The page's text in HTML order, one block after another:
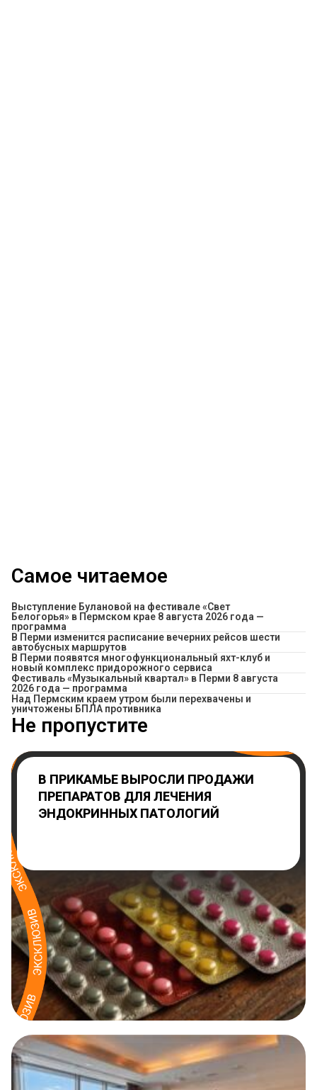
Самое читаемое
Выступление Булановой на фестивале «Свет
Белогорья» в Пермском крае 8 августа 2026 года —
программа
​В Перми изменится расписание вечерних рейсов шести
автобусных маршрутов
В Перми появятся многофункциональный яхт-клуб и
новый комплекс придорожного сервиса
Фестиваль «Музыкальный квартал» в Перми 8 августа
2026 года — программа
Над Пермским краем утром были перехвачены и
уничтожены БПЛА противника
Не пропустите
В ПРИКАМЬЕ ВЫРОСЛИ ПРОДАЖИ
ПРЕПАРАТОВ ДЛЯ ЛЕЧЕНИЯ
ЭНДОКРИННЫХ ПАТОЛОГИЙ